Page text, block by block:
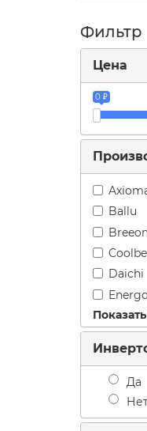
Фильтр
Цена
0 ₽
Ballu
Daichi
Ferrum
Funai
Haier
Hisense
Да